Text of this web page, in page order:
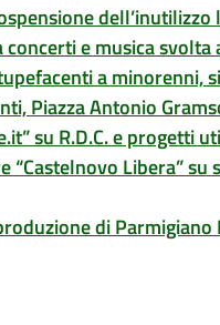
e musica
a minorenni,
Piazza Antonio
su R.D.C. e progetti
“Castelnovo Libera”
di